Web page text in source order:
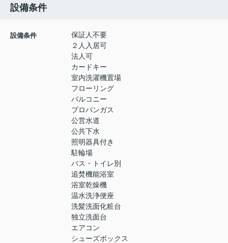
設備条件
設備条件
保証人不要
２人入居可
法人可
カードキー
室内洗濯機置場
フローリング
バルコニー
プロパンガス
公営水道
公共下水
照明器具付き
駐輪場
バス・トイレ別
追焚機能浴室
浴室乾燥機
温水洗浄便座
洗髪洗面化粧台
独立洗面台
エアコン
シューズボックス